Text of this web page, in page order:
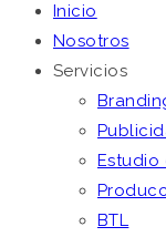
Inicio
Nosotros
Servicios
Estudio
BTL